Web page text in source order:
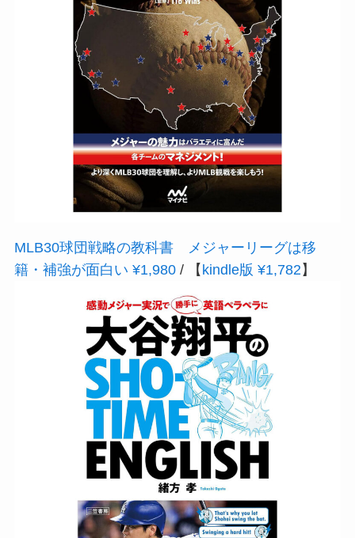
MLB30球団戦略の教科書 メジャーリーグは移
籍・補強が面白い ¥1,980/ 【 kindle版 ¥1,782】